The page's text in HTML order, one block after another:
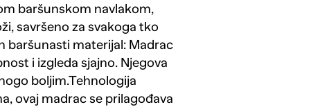
baršunskom navlakom,
savršeno za svakoga tko
baršunasti materijal: Madrac
i izgleda sjajno. Njegova
boljim.Tehnologija
ovaj madrac se prilagođava